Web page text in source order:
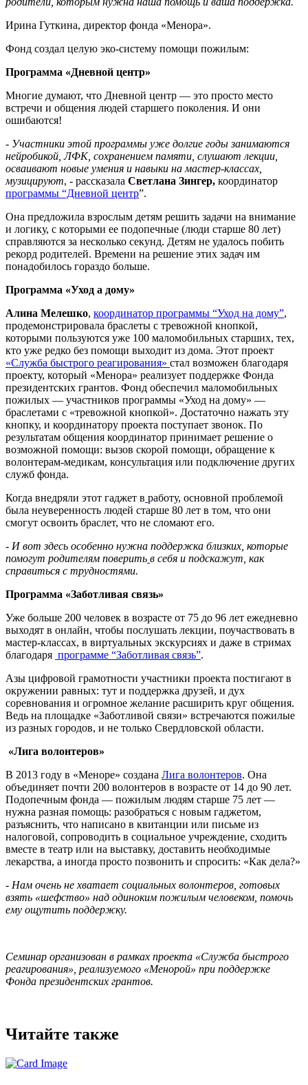
Ирина Гуткина, директор фонда «Менора».
Фонд создал целую эко-систему помощи пожилым:
Программа «Дневной центр»
Многие думают, что Дневной центр — это просто место
встречи и общения людей старшего поколения. И они
ошибаются!
- Участники этой программы уже долгие годы занимаются
нейробикой, ЛФК, сохранением памяти, слушают лекции,
осваивают новые умения и навыки на мастер-классах,
музицируют, - рассказала Светлана Зингер, координатор
программы “Дневной центр”.
Она предложила взрослым детям решить задачи на внимание
и логику, с которыми ее подопечные (люди старше 80 лет)
справляются за несколько секунд. Детям не удалось побить
рекорд родителей. Времени на решение этих задач им
понадобилось гораздо больше.
Программа «Уход а дому»
Алина Мелешко, координатор программы “Уход на дому”,
продемонстрировала браслеты с тревожной кнопкой,
которыми пользуются уже 100 маломобильных старших, тех,
кто уже редко без помощи выходит из дома. Этот проект
«Служба быстрого реагирования» стал возможен благодаря
проекту, который «Менора» реализует поддержке Фонда
президентских грантов. Фонд обеспечил маломобильных
пожилых — участников программы «Уход на дому» —
браслетами с «тревожной кнопкой». Достаточно нажать эту
кнопку, и координатору проекта поступает звонок. По
результатам общения координатор принимает решение о
возможной помощи: вызов скорой помощи, обращение к
волонтерам-медикам, консультация или подключение других
служб фонда.
Когда внедряли этот гаджет в работу, основной проблемой
была неуверенность людей старше 80 лет в том, что они
смогут освоить браслет, что не сломают его.
- И вот здесь особенно нужна поддержка близких, которые
помогут родителям поверить в себя и подскажут, как
справиться с трудностями.
Программа «Заботливая связь»
Уже больше 200 человек в возрасте от 75 до 96 лет ежедневно
выходят в онлайн, чтобы послушать лекции, поучаствовать в
мастер-классах, в виртуальных экскурсиях и даже в стримах
благодаря программе “Заботливая связь”.
Азы цифровой грамотности участники проекта постигают в
окружении равных: тут и поддержка друзей, и дух
соревнования и огромное желание расширить круг общения.
Ведь на площадке «Заботливой связи» встречаются пожилые
из разных городов, и не только Свердловской области.
«Лига волонтеров»
В 2013 году в «Меноре» создана Лига волонтеров. Она
объединяет почти 200 волонтеров в возрасте от 14 до 90 лет.
Подопечным фонда — пожилым людям старше 75 лет —
нужна разная помощь: разобраться с новым гаджетом,
разъяснить, что написано в квитанции или письме из
налоговой, сопроводить в социальное учреждение, сходить
вместе в театр или на выставку, доставить необходимые
лекарства, а иногда просто позвонить и спросить: «Как дела?»
- Нам очень не хватает социальных волонтеров, готовых
взять «шефство» над одиноким пожилым человеком, помочь
ему ощутить поддержку.
Семинар организован в рамках проекта «Служба быстрого
реагирования», реализуемого «Менорой» при поддержке
Фонда президентских грантов.
Читайте также